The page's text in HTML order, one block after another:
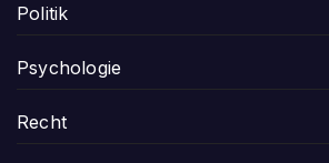
Politik
Psychologie
Recht